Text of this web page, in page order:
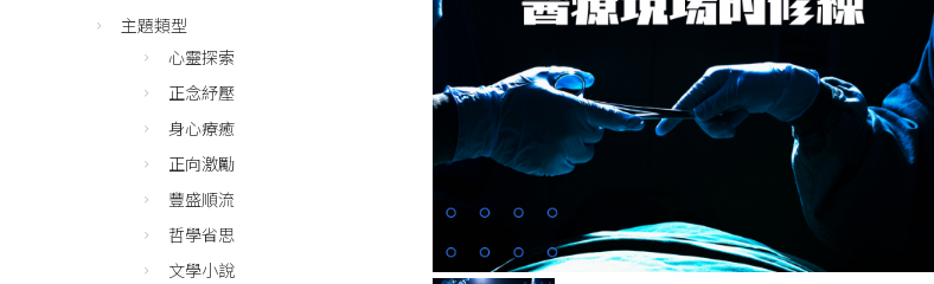
主題類型
心靈探索
正念紓壓
身心療癒
正向激勵
豐盛順流
哲學省思
文學小說